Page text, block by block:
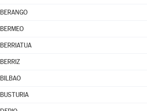
BERANGO
BERMEO
BERRIATUA
BERRIZ
BILBAO
BUSTURIA